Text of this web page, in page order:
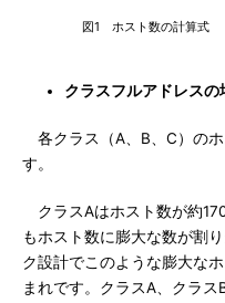
図1 ホスト数の計算式
クラスフルアドレスの
各クラス（A、B、C）の
す。
クラスAはホスト数が約
もホスト数に膨大な数が割
ク設計でこのような膨大な
まれです。クラスA、クラ